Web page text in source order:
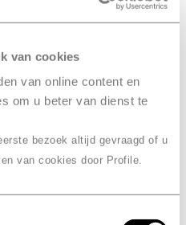
van cookies
van online content en
om u beter van dienst te
bezoek altijd gevraagd of u
van cookies door Profile.
er echter een beetje
vier jaar, maar kom elk
steeds de werking